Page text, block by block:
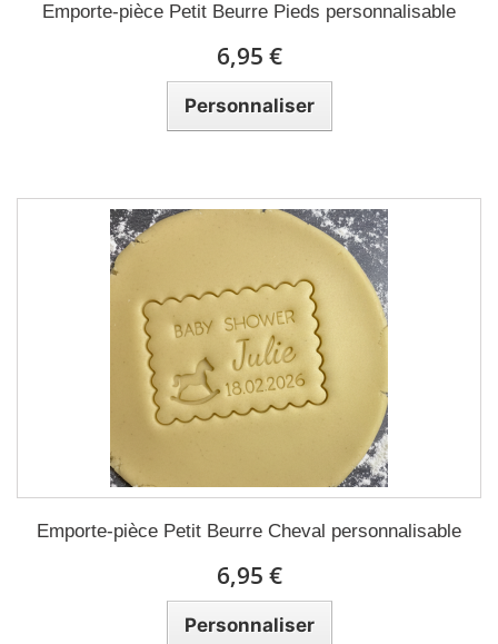
Emporte-pièce Petit Beurre Pieds personnalisable
6,95 €
Personnaliser
Emporte-pièce Petit Beurre Cheval personnalisable
6,95 €
Personnaliser